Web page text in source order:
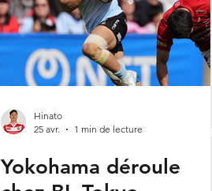
Hinato
25 avr.
1 min de lecture
Yokohama déroule